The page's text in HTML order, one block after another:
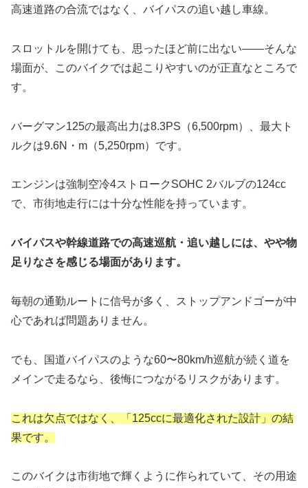
高速道路の合流ではなく、バイパスの追い越し車線。
スロットルを開けても、思ったほど前に出ない――そんな
場面が、このバイクでは起こりやすいのが正直なところで
す。
バーグマン125の最高出力は8.3PS（6,500rpm）、最大ト
ルクは9.6N・m（5,250rpm）です。
エンジンは強制空冷4ストロークSOHC 2バルブの124cc
で、市街地走行には十分な性能を持っています。
バイパスや幹線道路での高速巡航・追い越しには、やや物
足りなさを感じる場面があります。
毎朝の通勤ルートに信号が多く、ストップアンドゴーが中
心であれば問題ありません。
でも、国道バイパスのような60〜80km/h巡航が続く道を
メインで走るなら、後悔につながるリスクがあります。
これは欠点ではなく、「125ccに最適化された設計」の結
果です。
このバイクは市街地で輝くように作られていて、その用途